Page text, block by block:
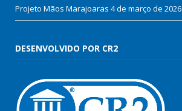
Projeto Mãos Marajoaras 4 de março de 2026
DESENVOLVIDO POR CR2